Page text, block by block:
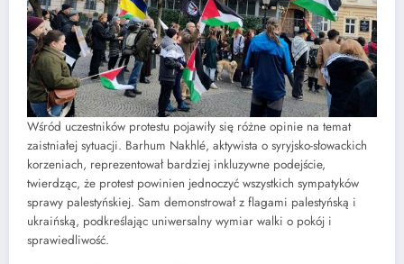
Wśród uczestników protestu pojawiły się różne opinie na temat
zaistniałej sytuacji. Barhum Nakhlé, aktywista o syryjsko-słowackich
korzeniach, reprezentował bardziej inkluzywne podejście,
twierdząc, że protest powinien jednoczyć wszystkich sympatyków
sprawy palestyńskiej. Sam demonstrował z flagami palestyńską i
ukraińską, podkreślając uniwersalny wymiar walki o pokój i
sprawiedliwość.